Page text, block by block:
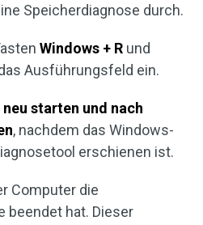
Speicherdiagnose durch.
Windows + R und
Ausführungsfeld ein.
starten und nach
, nachdem das Windows-
erschienen ist.
Computer die
beendet hat. Dieser